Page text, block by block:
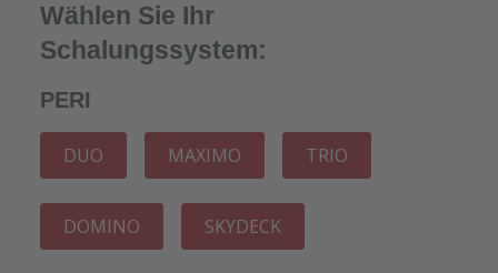
Wählen Sie Ihr
Schalungssystem:
PERI
DUO MAXIMO TRIO
DOMINO SKYDECK